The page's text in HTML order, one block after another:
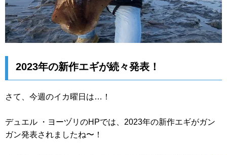
2023年の新作エギが続々発表！
さて、今週のイカ曜日は…！
デュエル ・ヨーヅリのHPでは、2023年の新作エギがガン
ガン発表されましたね〜！